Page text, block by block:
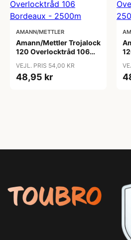
AMANN/METTLER
Amann/Mettler Trojalock
120 Overlocktråd 106
VEJL. PRIS 54,00 KR
48,95 kr